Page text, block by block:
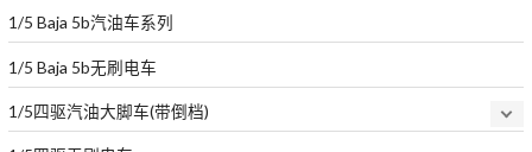
1/5 Baja 5b汽油车系列
1/5 Baja 5b无刷电车
1/5四驱汽油大脚车(带倒档)